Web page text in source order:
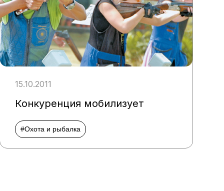
15.10.2011
Конкуренция мобилизует
#Охота и рыбалка